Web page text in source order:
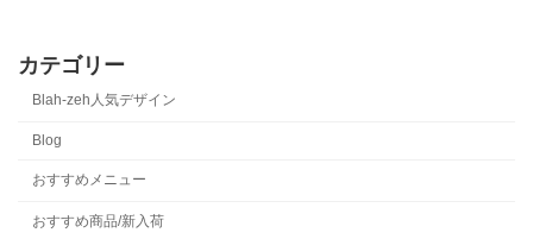
カテゴリー
Blah-zeh人気デザイン
Blog
おすすめメニュー
おすすめ商品/新入荷